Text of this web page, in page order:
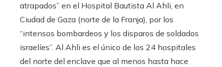
atrapados” en el Hospital Bautista Al Ahli, en
Ciudad de Gaza (norte de la Franja), por los
“intensos bombardeos y los disparos de soldados
israelíes”. Al Ahli es el único de los 24 hospitales
del norte del enclave que al menos hasta hace